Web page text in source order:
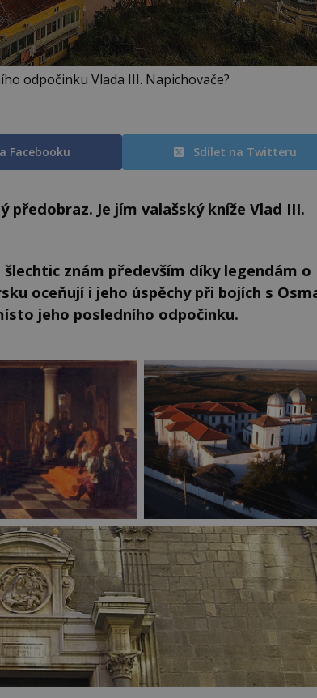
odpočinku Vlada III. Napichovače?
Facebooku Sdílet na Twitteru
předobraz. Je jím valašský kníže Vlad III.
znám především díky legendám o
oceňují i jeho úspěchy při bojích s
jeho posledního odpočinku.